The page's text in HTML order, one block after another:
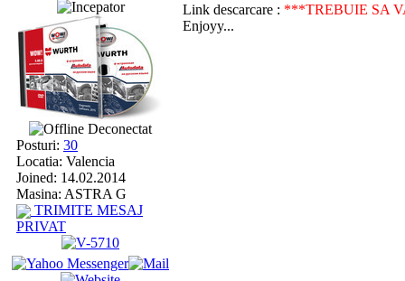
Deconectat
Posturi: 30
Locatia: Valencia
Joined: 14.02.2014
Masina: ASTRA G
TRIMITE MESAJ
PRIVAT
Link descarcare : ***TREBUIE SA
Enjoyy...